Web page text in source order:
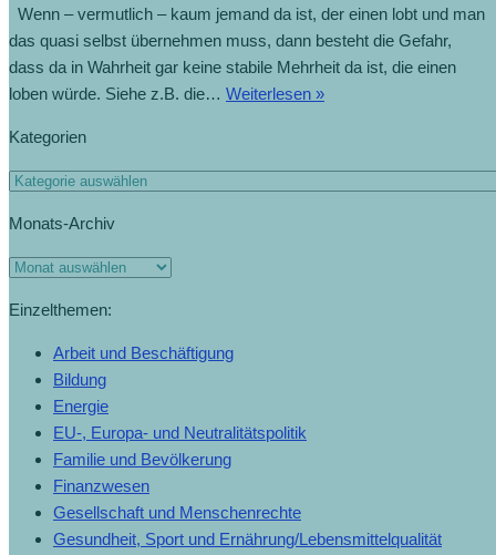
Wenn – vermutlich – kaum jemand da ist, der einen lobt und man
das quasi selbst übernehmen muss, dann besteht die Gefahr,
dass da in Wahrheit gar keine stabile Mehrheit da ist, die einen
loben würde. Siehe z.B. die… Weiterlesen »Dreierkoalition
gutes
Kategorien
Kategorien
Monats-Archiv
Monats-
Einzelthemen:
Arbeit und Beschäftigung
Bildung
Energie
EU-, Europa- und Neutralitätspolitik
Familie und Bevölkerung
Finanzwesen
Gesellschaft und Menschenrechte
Gesundheit, Sport und Ernährung/Lebensmittelqualität